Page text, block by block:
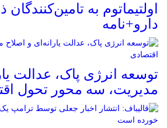
اولتیماتوم به
دارو+نامه
توسعه انرژی پاک، عدالت
مدیریت، سه محور تحول